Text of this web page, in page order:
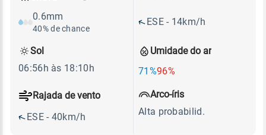
0.6mm
40% de chance
Umidade do ar
71%96%
ESE - 14km/h
Rajada de vento
ESE - 40km/h
Sol
06:56h às 18:10h
Arco-íris
Alta probabilid.